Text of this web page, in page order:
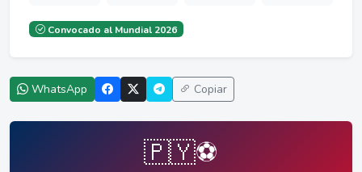
Convocado al Mundial 2026
WhatsApp Copiar
🇵🇾⚽